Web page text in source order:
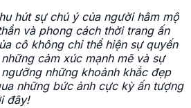
hút sự chú ý của người hâm mộ
và phong cách thời trang ấn
cô không chỉ thể hiện sự quyến
cảm xúc mạnh mẽ và sự
những khoảnh khắc đẹp
những bức ảnh cực kỳ ấn tượng
đây!